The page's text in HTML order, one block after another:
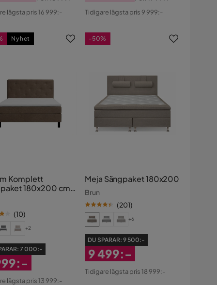
lägsta pris 16 999:-
Pris
Original
Tidigare lägsta pris 9 999:-
Komplett
180x200 cm
(10)
+2
7 000:-
lägsta pris 13 999:-
Nyhet
Meja Sängpaket 180x200
Brun
(201)
+6
DU SPARAR: 9 500:-
Rabatterat
9 499:-
Tidigare lägsta pris 18 999:-
-50%